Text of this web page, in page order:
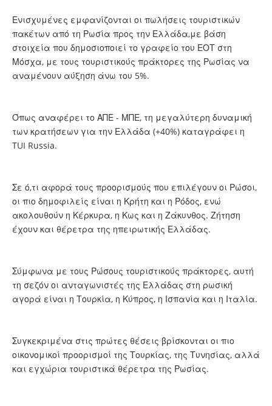
Ενισχυμένες εμφανίζονται οι πωλήσεις τουριστικών
πακέτων από τη Ρωσία προς την Ελλάδα,με βάση
στοιχεία που δημοσιοποιεί το γραφείο του ΕΟΤ στη
Μόσχα, με τους τουριστικούς πράκτορες της Ρωσίας να
αναμένουν αύξηση άνω του 5%.
Όπως αναφέρει το ΑΠΕ - ΜΠΕ, τη μεγαλύτερη δυναμική
των κρατήσεων για την Ελλάδα (+40%) καταγράφει η
TUI Russia.
Σε ό,τι αφορά τους προορισμούς που επιλέγουν οι Ρώσοι,
οι πιο δημοφιλείς είναι η Κρήτη και η Ρόδος, ενώ
ακολουθούν η Κέρκυρα, η Κως και η Ζάκυνθος. Ζήτηση
έχουν και θέρετρα της ηπειρωτικής Ελλάδας.
Σύμφωνα με τους Ρώσους τουριστικούς πράκτορες, αυτή
τη σεζόν οι ανταγωνιστές της Ελλάδας στη ρωσική
αγορά είναι η Τουρκία, η Κύπρος, η Ισπανία και η Ιταλία.
Συγκεκριμένα στις πρώτες θέσεις βρίσκονται οι πιο
οικονομικοί προορισμοί της Τουρκίας, της Τυνησίας, αλλά
και εγχώρια τουριστικά θέρετρα της Ρωσίας.